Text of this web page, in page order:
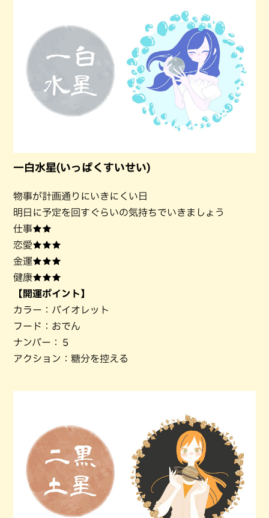
一白水星(いっぱくすいせい)
物事が計画通りにいきにくい日
明日に予定を回すぐらいの気持ちでいきましょう
仕事★★
恋愛★★★
金運★★★
健康★★★
【開運ポイント】
カラー：バイオレット
フード：おでん
ナンバー：５
アクション：糖分を控える